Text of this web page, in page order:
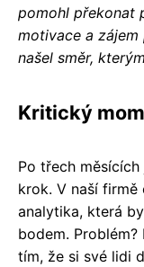
pomohl překonat
motivace a
našel směr,
Kritický
Po třech
krok. V naší
analytika, která
bodem.
tím, že si své lidi